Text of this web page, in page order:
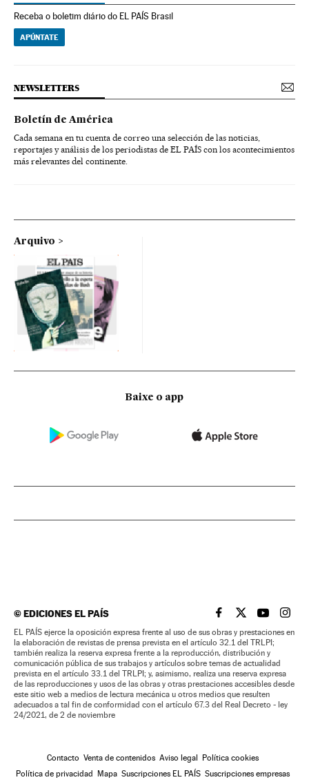
Receba o boletim diário do EL PAÍS Brasil
APÚNTATE
NEWSLETTERS
Boletín de América
Cada semana en tu cuenta de correo una selección de las noticias,
reportajes y análisis de los periodistas de EL PAÍS con los acontecimientos
más relevantes del continente.
Arquivo
Baixe o app
©EDICIONES EL PAÍS EL PAÍS BRASIL EN
EL PAÍSEL PAÍS
EL
EL PAÍS ejerce la oposición expresa frente al uso de sus obras y prestaciones en
la elaboración de revistas de prensa prevista en el artículo 32.1 del TRLPI;
también realiza la reserva expresa frente a la reproducción, distribución y
comunicación pública de sus trabajos y artículos sobre temas de actualidad
prevista en el artículo 33.1 del TRLPI; y, asimismo, realiza una reserva expresa
de las reproducciones y usos de las obras y otras prestaciones accesibles desde
este sitio web a medios de lectura mecánica u otros medios que resulten
adecuados a tal fin de conformidad con el artículo 67.3 del Real Decreto - ley
24/2021, de 2 de noviembre
Contacto Venta de contenidos Aviso legal
Política cookies
Política de privacidad
Mapa Suscripciones EL PAÍS Suscripciones empresas